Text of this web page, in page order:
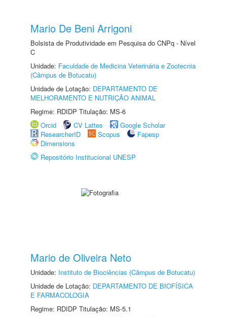
Mario De Beni Arrigoni
Bolsista de Produtividade em Pesquisa do CNPq - Nível
C
Unidade: Faculdade de Medicina Veterinária e Zootecnia
(Câmpus de Botucatu)
Unidade de Lotação: DEPARTAMENTO DE
MELHORAMENTO E NUTRIÇÃO ANIMAL
Regime: RDIDP Titulação: MS-6
Orcid
CV Lattes
Google Scholar
ResearcherID
Scopus
Fapesp
Dimensions
Repositório Institucional UNESP
Mario de Oliveira Neto
Unidade: Instituto de Biociências (Câmpus de Botucatu)
Unidade de Lotação: DEPARTAMENTO DE BIOFÍSICA
E FARMACOLOGIA
Regime: RDIDP Titulação: MS-5.1